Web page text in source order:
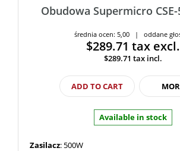
Obudowa Supermicro CSE-
średnia ocen: 5,00 | oddane
$289.71 tax excl.
$289.71 tax incl.
ADD TO CART
Available in stock
Zasilacz: 500W